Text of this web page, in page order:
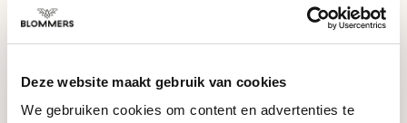
Deze website maakt gebruik van cookies
We gebruiken cookies om content en advertenties te
DO YOU HAVE A QUESTION ABOUT THIS PRODUCT?
Ask your question